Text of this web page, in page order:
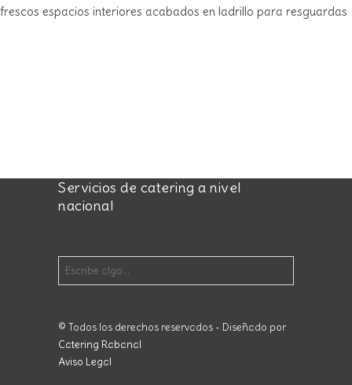
frescos espacios interiores acabados en ladrillo para resguardas
Servicios de catering a nivel
nacional
© Todos los derechos reservados - Diseñado por
Catering Rabanal
Aviso Legal